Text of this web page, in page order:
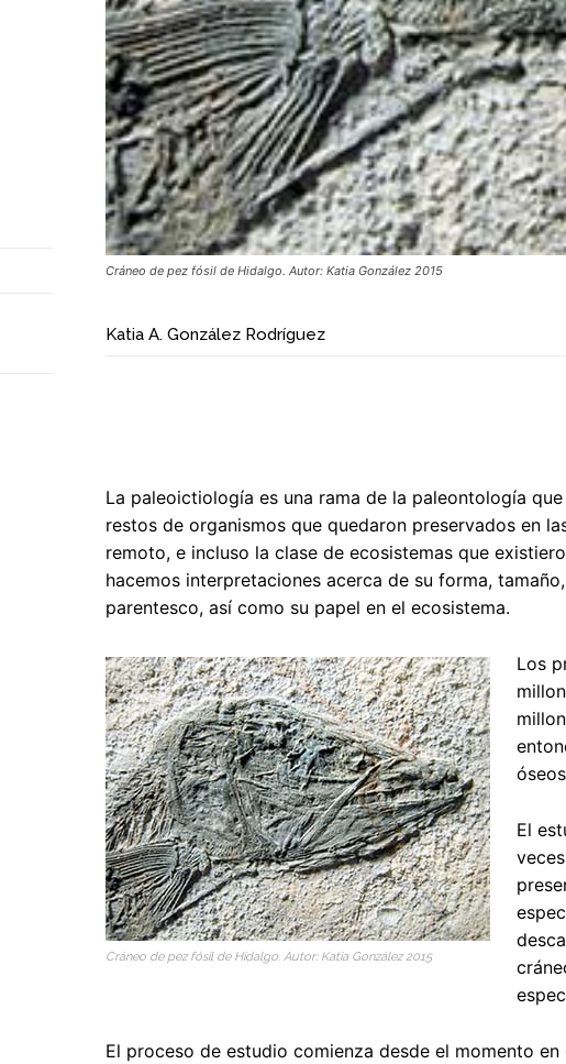
Cráneo de pez fósil de Hidalgo. Autor: Katia González 2015
Katia A. González Rodríguez
La paleoictiología es una rama de la paleontología
restos de organismos que quedaron preservados en
remoto, e incluso la clase de ecosistemas que
hacemos interpretaciones acerca de su forma,
parentesco, así como su papel en el ecosistema.
Cráneo de pez fósil de Hidalgo. Autor: Katia González 2015
Los
El
El proceso de estudio comienza desde el momento